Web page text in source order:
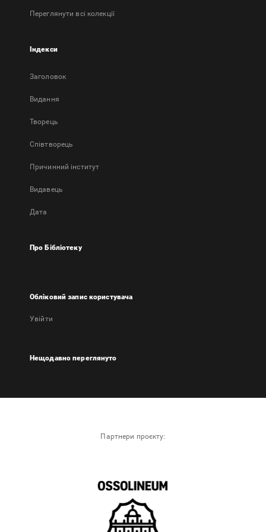
Переглянути всі колекції
Індекси
Заголовок
Bидання
Творець
Співтворець
Причинний інститут
Видавець
Дата
Про Бібліотеку
Обліковий запис користувача
Увійти
Нещодавно переглянуто
Партнери проєкту: